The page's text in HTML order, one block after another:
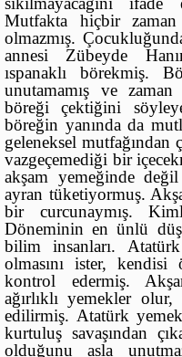
Mutfakta hiçbir
olmazmış.
annesi Zübeyde
ıspanaklı börekmiş.
unutamamış ve
böreği çektiğini
böreğin yanında da
geleneksel
vazgeçemediği bir
akşam yemeğinde
ayran tüketiyormuş.
bir curcunaymış.
Döneminin en ünlü
bilim insanları.
olmasını ister,
kontrol edermiş.
ağırlıklı yemekler
edilirmiş. Atatürk
kurtuluş savaşından
olduğunu asla